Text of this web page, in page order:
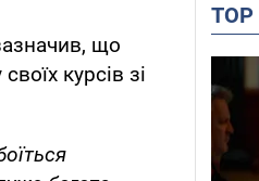
що
курсів зі